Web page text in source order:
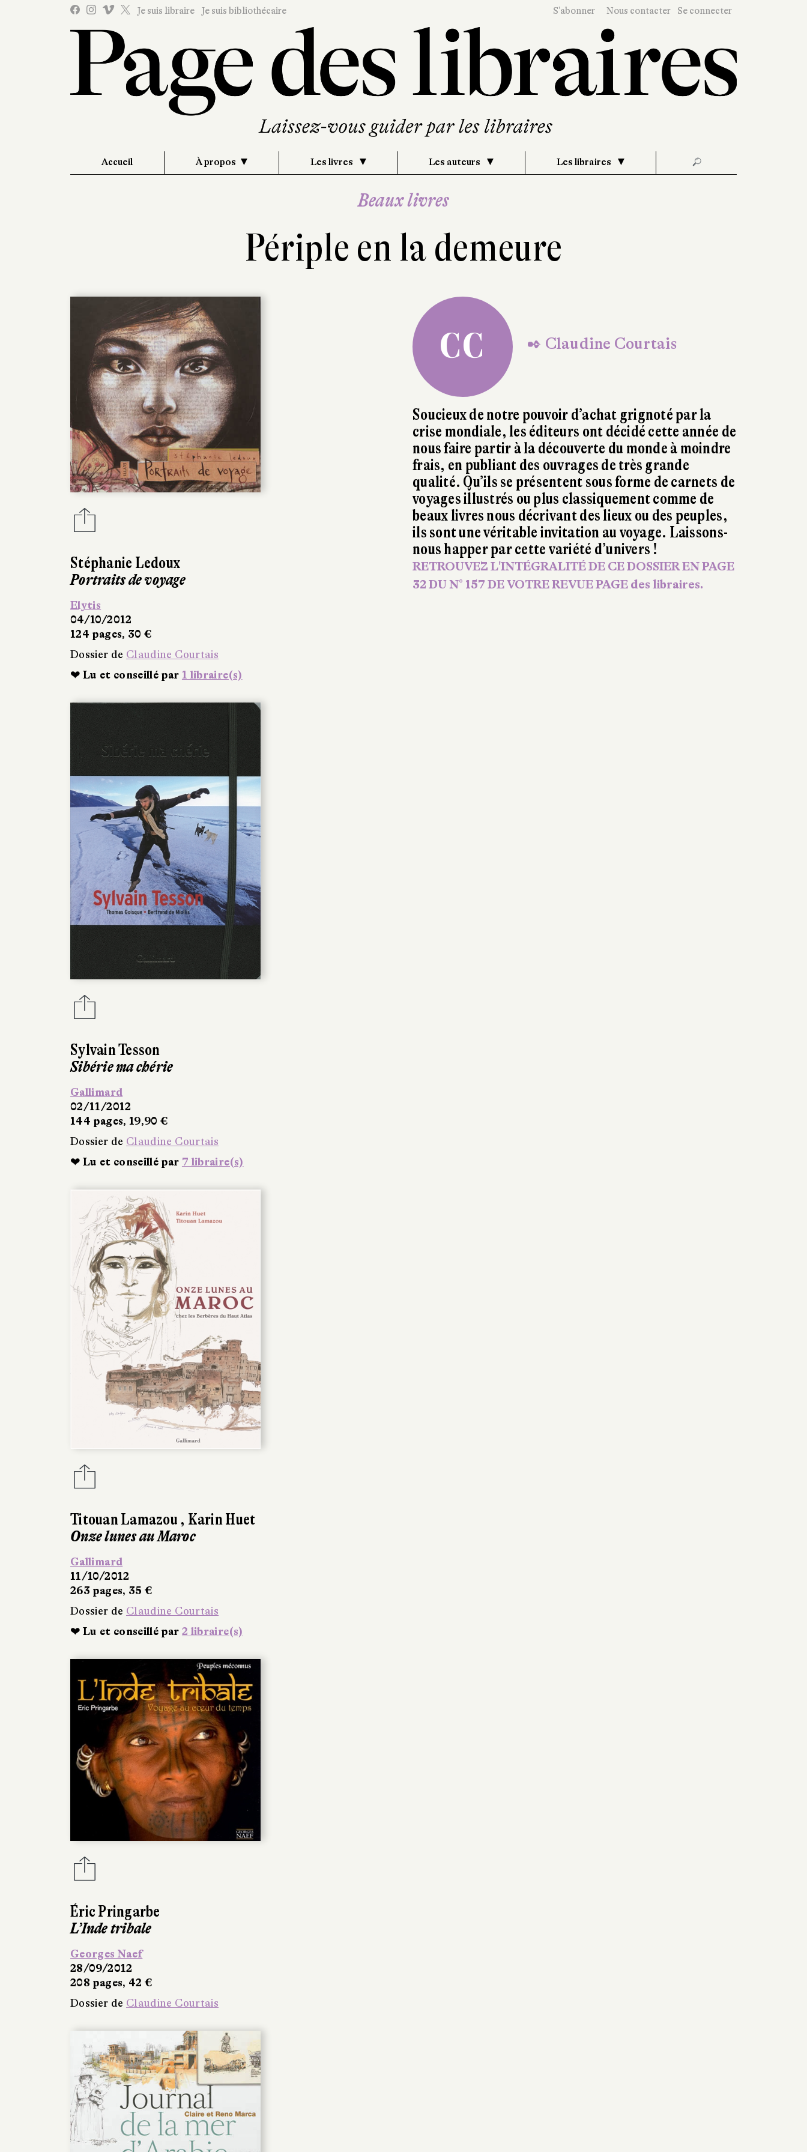
Je suis libraire Je suis bibliothécaire S'abonner Nous contacter Se connecter
Accueil À propos Les livres Les auteurs Les libraires 🔎
Beaux livres
Périple en la demeure
Stéphanie Ledoux
Portraits de voyage
Elytis
04/10/2012
124 pages, 30 €
Dossier de Claudine Courtais
❤ Lu et conseillé par 1 libraire(s)
Sylvain Tesson
Sibérie ma chérie
Gallimard
02/11/2012
144 pages, 19,90 €
Dossier de Claudine Courtais
❤ Lu et conseillé par 7 libraire(s)
Titouan Lamazou , Karin Huet
Onze lunes au Maroc
Gallimard
11/10/2012
263 pages, 35 €
Dossier de Claudine Courtais
❤ Lu et conseillé par 2 libraire(s)
Éric Pringarbe
L’Inde tribale
Georges Naef
28/09/2012
208 pages, 42 €
Dossier de Claudine Courtais
CC ✒ Claudine Courtais
Soucieux de notre pouvoir d’achat grignoté par la
crise mondiale, les éditeurs ont décidé cette année de
nous faire partir à la découverte du monde à moindre
frais, en publiant des ouvrages de très grande
qualité. Qu’ils se présentent sous forme de carnets de
voyages illustrés ou plus classiquement comme de
beaux livres nous décrivant des lieux ou des peuples,
ils sont une véritable invitation au voyage. Laissons-
nous happer par cette variété d’univers !
RETROUVEZ L'INTÉGRALITÉ DE CE DOSSIER EN PAGE
32 DU N° 157 DE VOTRE REVUE PAGE des libraires.